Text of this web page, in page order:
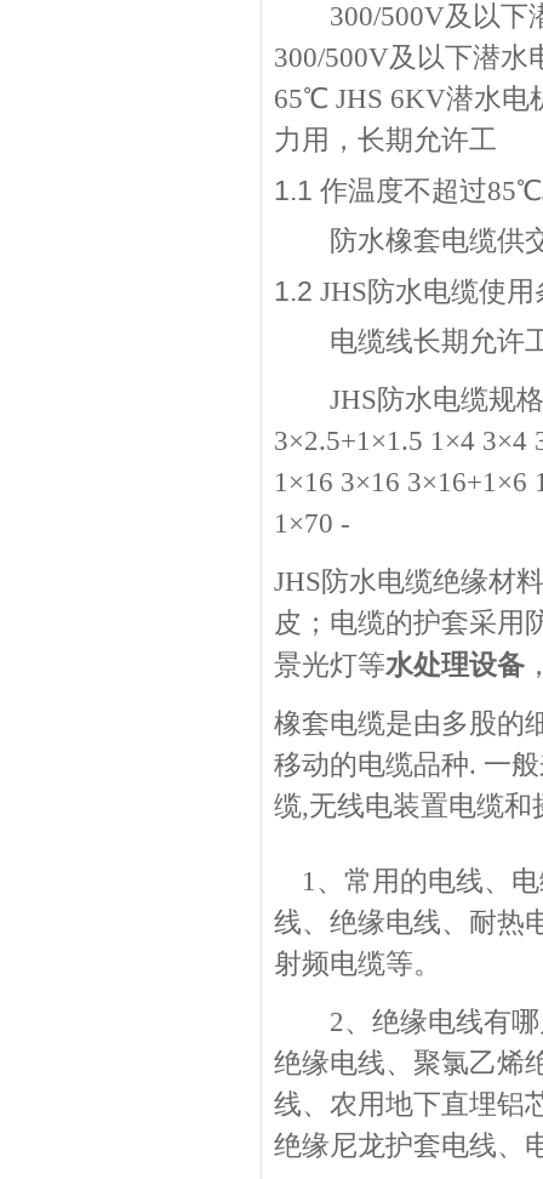
300/500V及以下潜
300/500V及以下潜
65℃ JHS 6KV潜水电
力用，长期允许工
1.1 作温度不超过
防水橡套电缆供交
1.2 JHS防水电缆使用
电缆线长期允许
JHS防水电缆规格
3×2.5+1×1.5 1×4 3×4
1×16 3×16 3×16+1×6
1×70 -
JHS防水电缆绝缘材
皮；电缆的护套采用
景光灯等水处理设备
橡套电缆是由多股的
移动的电缆品种. 一
缆,无线电装置电缆
1、常用的电线、电
线、绝缘电线、耐热
射频电缆等。
2、绝缘电线有哪
绝缘电线、聚氯乙烯
线、农用地下直埋铝
绝缘尼龙护套电线、